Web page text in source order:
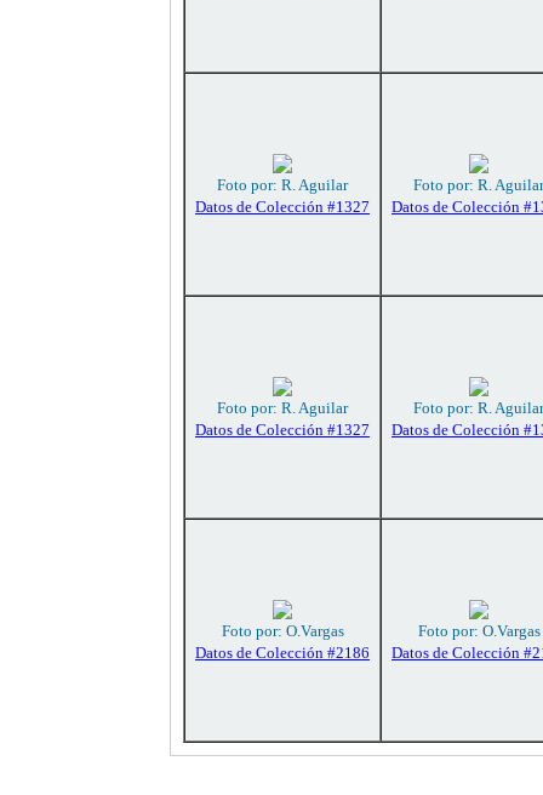
Foto por: R. Aguilar
Datos de Colección #1327
Foto por: R. Aguilar
Datos de Colección
Foto por: R. Aguilar
Datos de Colección #1327
Foto por: R. Aguilar
Datos de Colección
Foto por: O.Vargas
Datos de Colección #2186
Foto por: O.Vargas
Datos de Colección